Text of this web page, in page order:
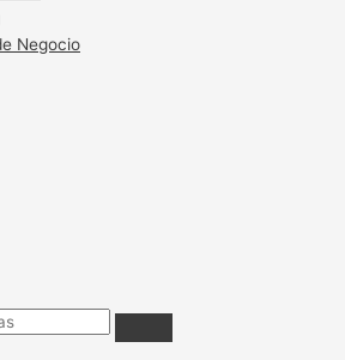
Negocio